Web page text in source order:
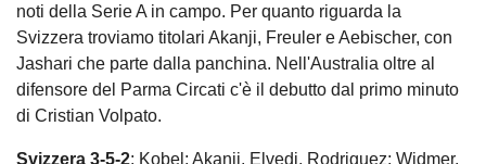
noti della Serie A in campo. Per quanto riguarda la
Svizzera troviamo titolari Akanji, Freuler e Aebischer, con
Jashari che parte dalla panchina. Nell'Australia oltre al
difensore del Parma Circati c'è il debutto dal primo minuto
di Cristian Volpato.
Svizzera 3-5-2: Kobel; Akanji, Elvedi, Rodriguez; Widmer,